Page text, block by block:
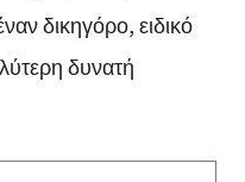
δικηγόρο, ειδικό
δυνατή